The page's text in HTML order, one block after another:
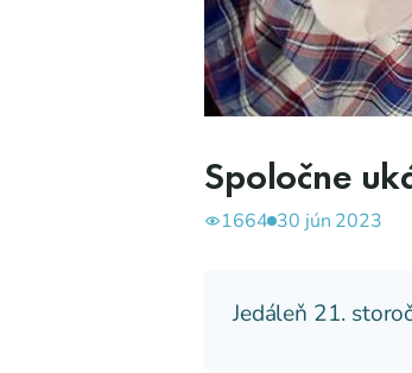
Spoločne
1664 30 jún 2023
Jedáleň 21.